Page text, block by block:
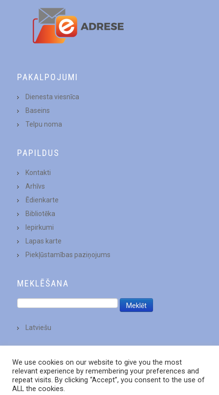
PAKALPOJUMI
Dienesta viesnīca
Baseins
Telpu noma
PAPILDUS
Kontakti
Arhīvs
Ēdienkarte
Bibliotēka
Iepirkumi
Lapas karte
Piekļūstamības paziņojums
MEKLĒŠANA
Latviešu
We use cookies on our website to give you the most
relevant experience by remembering your preferences and
repeat visits. By clicking “Accept”, you consent to the use of
ALL the cookies.